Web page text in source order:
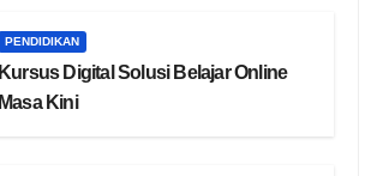
PENDIDIKAN
Kursus Digital Solusi Belajar Online
Masa Kini